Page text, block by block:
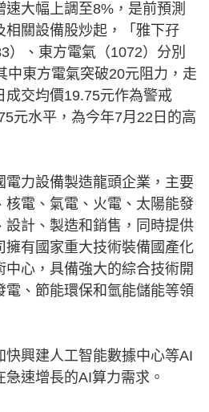
大幅上調至8%，是前預測
相關設備股炒起，「雅下孖
）、東方電氣（1072）分別
中東方電氣突破20元阻力，走
成交均價19.75元作為警戒
元水平，為今年7月22日的高
力設備製造龍頭企業，主要
核電、氣電、火電、太陽能發
設計、製造和銷售，同時提供
擁有國家重大技術裝備國產化
心，具備強大的綜合技術開
電、節能環保和氫能儲能等領
興建人工智能數據中心等AI
速增長的AI算力需求。